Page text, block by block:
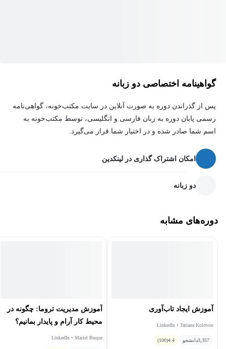
گواهینامه اختصاصی دو زبانه
پس از گذراندن دوره به صورت آنلاین در سایت مکتب‌خونه، گواهی‌نامه
رسمی پایان دوره به زبان فارسی و انگلیسی، توسط مکتب‌خونه به
اسم شما صادر شده و در اختیار شما قرار می‌گیرد.
امکان اشتراک گذاری در لینکدین
دو زبانه
دوره‌های مشابه
آموزش ایجاد تاب‌آوری
LinkedIn • Tatiana Kolovou
3,357دانشجو 4.4
(100)
آموزش مدیریت تروما: چگونه در
محیط کار آرام و پایدار بمانیم؟
LinkedIn • Mariel Buque